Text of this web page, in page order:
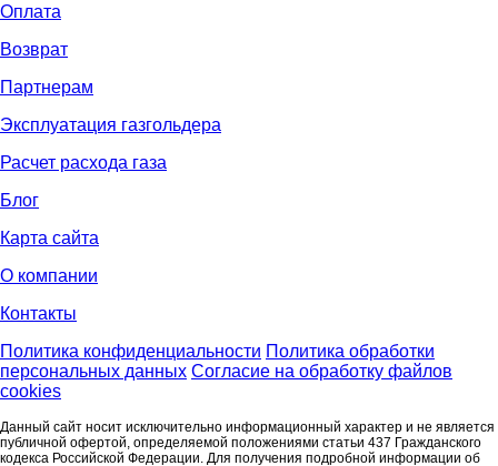
Оплата
Возврат
Партнерам
Эксплуатация газгольдера
Расчет расхода газа
Блог
Карта сайта
О компании
Контакты
Политика конфиденциальности Политика обработки
персональных данных Согласие на обработку файлов
cookies
Данный сайт носит исключительно информационный характер и не является
публичной офертой, определяемой положениями статьи 437 Гражданского
кодекса Российской Федерации. Для получения подробной информации об